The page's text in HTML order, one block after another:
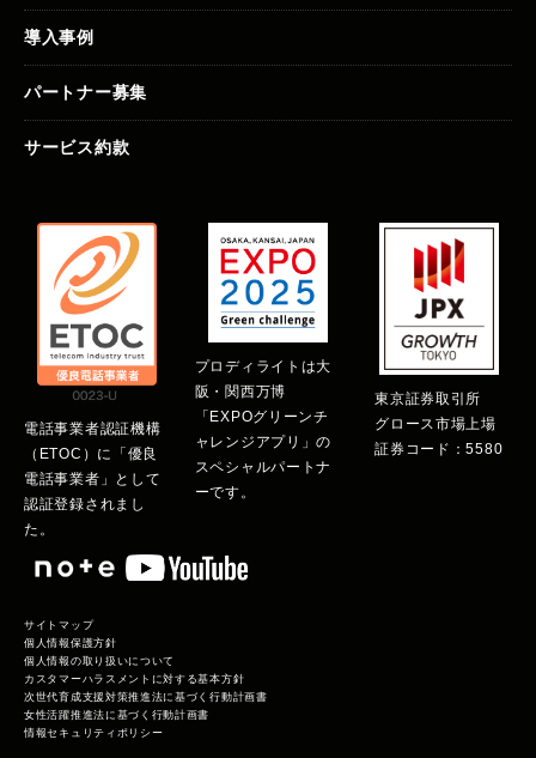
導入事例
パートナー募集
サービス約款
電話事業者認証機構
（ETOC）に「優良
電話事業者」として
認証登録されまし
た。
プロディライトは大
阪・関西万博
「EXPOグリーンチ
ャレンジアプリ」の
スペシャルパートナ
ーです。
東京証券取引所
グロース市場上場
証券コード：5580
サイトマップ
個人情報保護方針
個人情報の取り扱いについて
カスタマーハラスメントに対する基本方針
次世代育成支援対策推進法に基づく行動計画書
女性活躍推進法に基づく行動計画書
情報セキュリティポリシー